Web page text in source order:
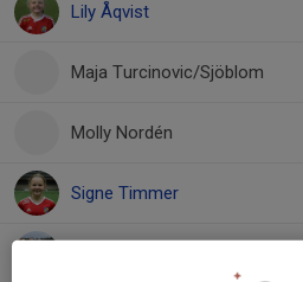
Lily Åqvist
Maja Turcinovic/Sjöblom
Molly Nordén
Signe Timmer